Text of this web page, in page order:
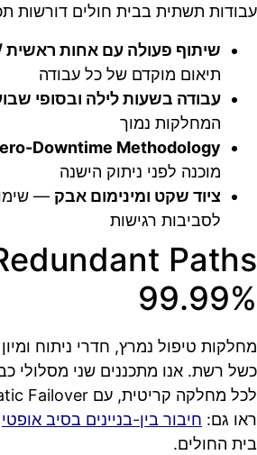
עבודות תשתית בבית חולים דורשות
שיתוף פעולה עם אחות
תיאום מוקדם של כל עבודה
עבודה בשעות לילה ובסופי
המחלקות נמוך
Downtime Methodology
מוכנה לפני ניתוק הישנה
ציוד שקט ומינימום אבק —
לסביבות רגישות
99.99%
מחלקות טיפול נמרץ, חדרי ניתוח
כשל רשת. אנו מתכננים שני מסלולי
ראו גם: חיבור בין-בניינים בסיב אופטי
בית החולים.